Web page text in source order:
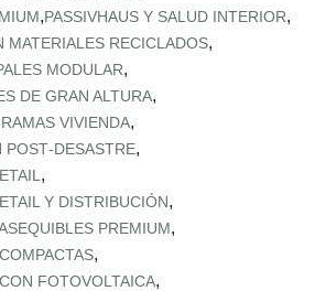
,PASSIVHAUS Y SALUD INTERIOR,
MATERIALES RECICLADOS,
MODULAR,
DE GRAN ALTURA,
VIVIENDA,
POST‑DESASTRE,
,
Y DISTRIBUCIÓN,
PREMIUM,
,
FOTOVOLTAICA,